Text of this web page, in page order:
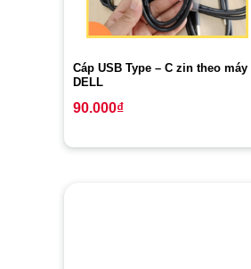
Cáp USB Type – C zin theo máy
DELL
90.000₫